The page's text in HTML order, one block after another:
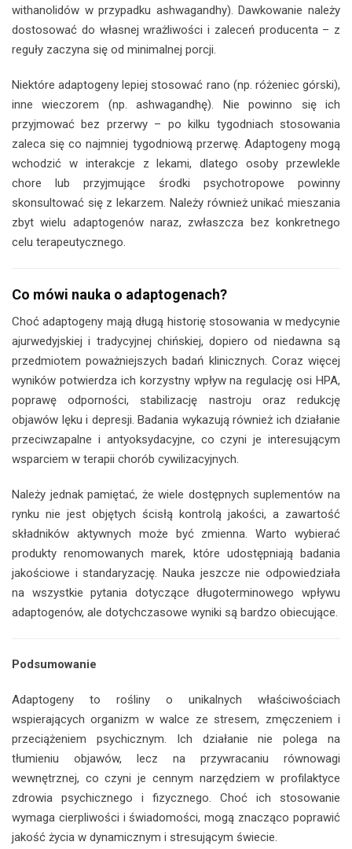
withanolidów w przypadku ashwagandhy). Dawkowanie należy
dostosować do własnej wrażliwości i zaleceń producenta – z
reguły zaczyna się od minimalnej porcji.
Niektóre adaptogeny lepiej stosować rano (np. różeniec górski),
inne wieczorem (np. ashwagandhę). Nie powinno się ich
przyjmować bez przerwy – po kilku tygodniach stosowania
zaleca się co najmniej tygodniową przerwę. Adaptogeny mogą
wchodzić w interakcje z lekami, dlatego osoby przewlekle
chore lub przyjmujące środki psychotropowe powinny
skonsultować się z lekarzem. Należy również unikać mieszania
zbyt wielu adaptogenów naraz, zwłaszcza bez konkretnego
celu terapeutycznego.
Co mówi nauka o adaptogenach?
Choć adaptogeny mają długą historię stosowania w medycynie
ajurwedyjskiej i tradycyjnej chińskiej, dopiero od niedawna są
przedmiotem poważniejszych badań klinicznych. Coraz więcej
wyników potwierdza ich korzystny wpływ na regulację osi HPA,
poprawę odporności, stabilizację nastroju oraz redukcję
objawów lęku i depresji. Badania wykazują również ich działanie
przeciwzapalne i antyoksydacyjne, co czyni je interesującym
wsparciem w terapii chorób cywilizacyjnych.
Należy jednak pamiętać, że wiele dostępnych suplementów na
rynku nie jest objętych ścisłą kontrolą jakości, a zawartość
składników aktywnych może być zmienna. Warto wybierać
produkty renomowanych marek, które udostępniają badania
jakościowe i standaryzację. Nauka jeszcze nie odpowiedziała
na wszystkie pytania dotyczące długoterminowego wpływu
adaptogenów, ale dotychczasowe wyniki są bardzo obiecujące.
Podsumowanie
Adaptogeny to rośliny o unikalnych właściwościach
wspierających organizm w walce ze stresem, zmęczeniem i
przeciążeniem psychicznym. Ich działanie nie polega na
tłumieniu objawów, lecz na przywracaniu równowagi
wewnętrznej, co czyni je cennym narzędziem w profilaktyce
zdrowia psychicznego i fizycznego. Choć ich stosowanie
wymaga cierpliwości i świadomości, mogą znacząco poprawić
jakość życia w dynamicznym i stresującym świecie.